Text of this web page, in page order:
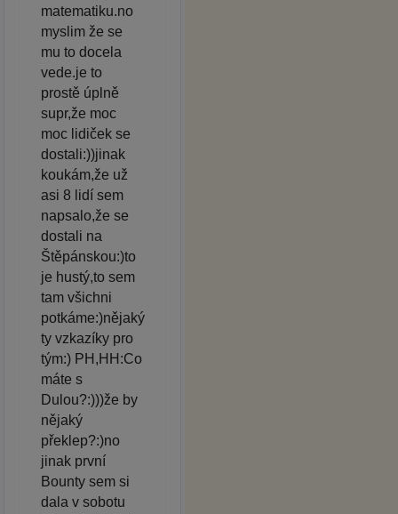
matematiku.no
myslim že se
mu to docela
vede.je to
prostě úplně
supr,že moc
moc lidiček se
dostali:))jinak
koukám,že už
asi 8 lidí sem
napsalo,že se
dostali na
Štěpánskou:)to
je hustý,to sem
tam všichni
potkáme:)nějaký
ty vzkazíky pro
tým:) PH,HH:Co
máte s
Dulou?:)))že by
nějaký
překlep?:)no
jinak první
Bounty sem si
dala v sobotu